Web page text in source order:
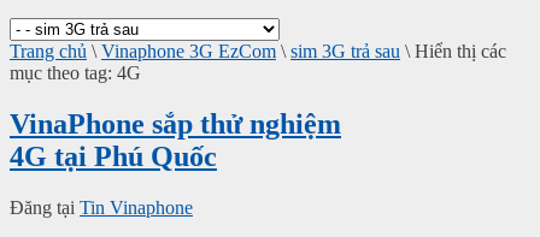
Trang chủ \ Vinaphone 3G EzCom \ sim 3G trả sau \ Hiển thị các
mục theo tag: 4G
VinaPhone sắp thử nghiệm
4G tại Phú Quốc
Đăng tại Tin Vinaphone